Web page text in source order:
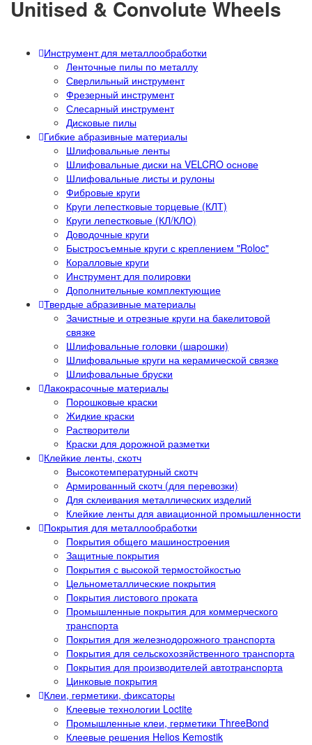
Unitised & Convolute Wheels
Инструмент для металлообработки
Ленточные пилы по металлу
Сверлильный инструмент
Фрезерный инструмент
Слесарный инструмент
Дисковые пилы
Гибкие абразивные материалы
Шлифовальные ленты
Шлифовальные диски на VELCRO основе
Шлифовальные листы и рулоны
Фибровые круги
Круги лепестковые торцевые (КЛТ)
Круги лепестковые (КЛ/КЛО)
Доводочные круги
Быстросъемные круги с креплением "Roloc"
Коралловые круги
Инструмент для полировки
Дополнительные комплектующие
Твердые абразивные материалы
Зачистные и отрезные круги на бакелитовой
связке
Шлифовальные головки (шарошки)
Шлифовальные круги на керамической связке
Шлифовальные бруски
Лакокрасочные материалы
Порошковые краски
Жидкие краски
Растворители
Краски для дорожной разметки
Клейкие ленты, скотч
Высокотемпературный скотч
Армированный скотч (для перевозки)
Для склеивания металлических изделий
Клейкие ленты для авиационной промышленности
Покрытия для металлообработки
Покрытия общего машиностроения
Защитные покрытия
Покрытия с высокой термостойкостью
Цельнометаллические покрытия
Покрытия листового проката
Промышленные покрытия для коммерческого
транспорта
Покрытия для железнодорожного транспорта
Покрытия для сельскохозяйственного транспорта
Покрытия для производителей автотранспорта
Цинковые покрытия
Клеи, герметики, фиксаторы
Клеевые технологии Loctite
Промышленные клеи, герметики ThreeBond
Клеевые решения Helios Kemostik